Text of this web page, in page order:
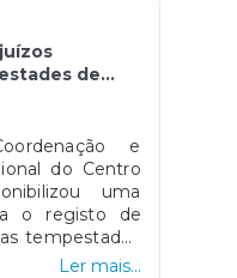
de
e
do Centro
uma
o registo de
tempestades
concelhos
Ler mais...